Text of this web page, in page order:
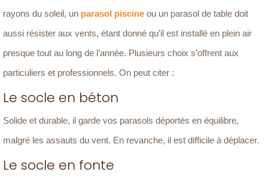
rayons du soleil, un parasol piscine ou un parasol de table doit
aussi résister aux vents, étant donné qu’il est installé en plein air
presque tout au long de l’année. Plusieurs choix s’offrent aux
particuliers et professionnels. On peut citer :
Le socle en béton
Solide et durable, il garde vos parasols déportés en équilibre,
malgré les assauts du vent. En revanche, il est difficile à déplacer.
Le socle en fonte